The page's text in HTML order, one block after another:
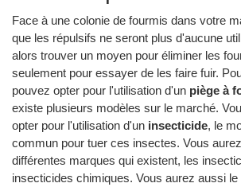
Face à une colonie de fourmis dans votre
que les répulsifs ne seront plus d'aucune
alors trouver un moyen pour éliminer les
seulement pour essayer de les faire fuir.
pouvez opter pour l'utilisation d'un piège à
existe plusieurs modèles sur le marché.
opter pour l'utilisation d'un insecticide, le
commun pour tuer ces insectes. Vous
différentes marques qui existent, les
insecticides chimiques. Vous aurez aussi